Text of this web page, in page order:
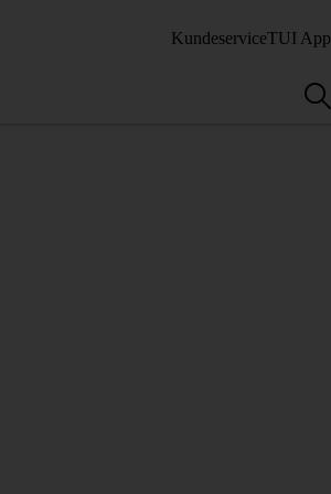
KundeserviceTUI App